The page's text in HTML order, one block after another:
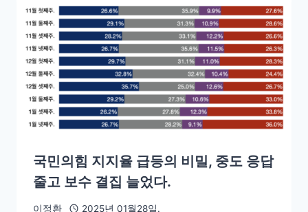
국민의힘 지지율 급등의 비밀, 중도 응답
줄고 보수 결집 늘었다.
이정환 2025년 01월28일.